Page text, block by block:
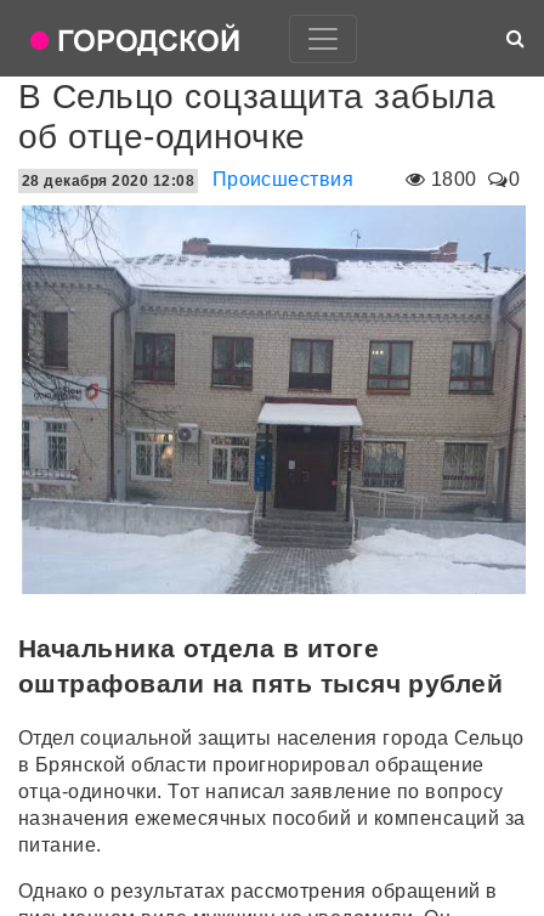
В Сельцо соцзащита забыла
об отце-одиночке
1800 0
28 декабря 2020 12:08 Происшествия
Начальника отдела в итоге
оштрафовали на пять тысяч рублей
Отдел социальной защиты населения города Сельцо
в Брянской области проигнорировал обращение
отца-одиночки. Тот написал заявление по вопросу
назначения ежемесячных пособий и компенсаций за
питание.
Однако о результатах рассмотрения обращений в